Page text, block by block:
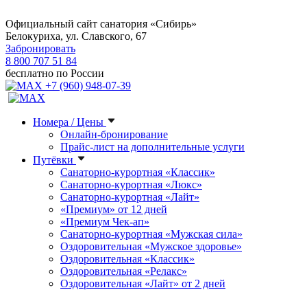
Официальный сайт санатория «Сибирь»
Белокуриха, ул. Славского, 67
Забронировать
8 800 707 51 84
бесплатно по России
+7 (960) 948-07-39
Номера / Цены
Онлайн-бронирование
Прайс-лист на дополнительные услуги
Путёвки
Санаторно-курортная «Классик»
Санаторно-курортная «Люкс»
Санаторно-курортная «Лайт»
«Премиум» от 12 дней
«Премиум Чек-ап»
Санаторно-курортная «Мужская сила»
Оздоровительная «Мужское здоровье»
Оздоровительная «Классик»
Оздоровительная «Релакс»
Оздоровительная «Лайт» от 2 дней